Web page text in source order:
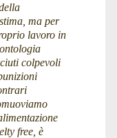
ma per
lavoro in
colpevoli
free, è